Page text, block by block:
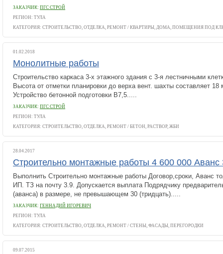
ЗАКАЗЧИК: ПГС СТРОЙ
РЕГИОН: ТУЛА
КАТЕГОРИЯ: СТРОИТЕЛЬСТВО, ОТДЕЛКА, РЕМОНТ / КВАРТИРЫ, ДОМА, ПОМЕЩЕНИЯ ПОД
01.02.2018
Монолитные работы
Строительство каркаса 3-х этажного здания с 3-я лестничными
Высота от отметки планировки до верха вент. шахты составляет 18
Устройство бетонной подготовки B7,5.....
ЗАКАЗЧИК: ПГС СТРОЙ
РЕГИОН: ТУЛА
КАТЕГОРИЯ: СТРОИТЕЛЬСТВО, ОТДЕЛКА, РЕМОНТ / БЕТОН, РАСТВОР, ЖБИ
28.04.2017
Строительно монтажные работы 4 600 000 Аванс
Выполнить Строительно монтажные работы Договор,сроки, Аванс
ИП. ТЗ на почту 3.9. Допускается выплата Подрядчику
(аванса) в размере, не превышающем 30 (тридцать).....
ЗАКАЗЧИК: ГЕННАДИЙ ИГОРЕВИЧ
РЕГИОН: ТУЛА
КАТЕГОРИЯ: СТРОИТЕЛЬСТВО, ОТДЕЛКА, РЕМОНТ / СТЕНЫ, ФАСАДЫ, ПЕРЕГОРОДКИ
09.07.2015